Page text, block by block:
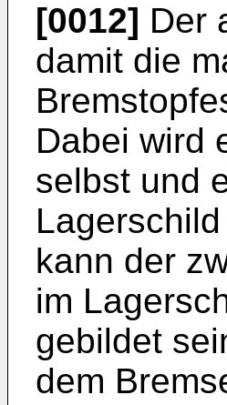
[0012] Der
damit die
Dabei wird
selbst und
kann der
im
gebildet
dem